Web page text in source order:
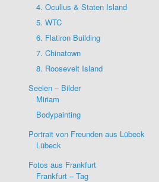
4. Ocullus & Staten Island
5. WTC
6. Flatiron Building
7. Chinatown
8. Roosevelt Island
Seelen – Bilder
Miriam
Bodypainting
Portrait von Freunden aus Lübeck
Lübeck
Fotos aus Frankfurt
Frankfurt – Tag